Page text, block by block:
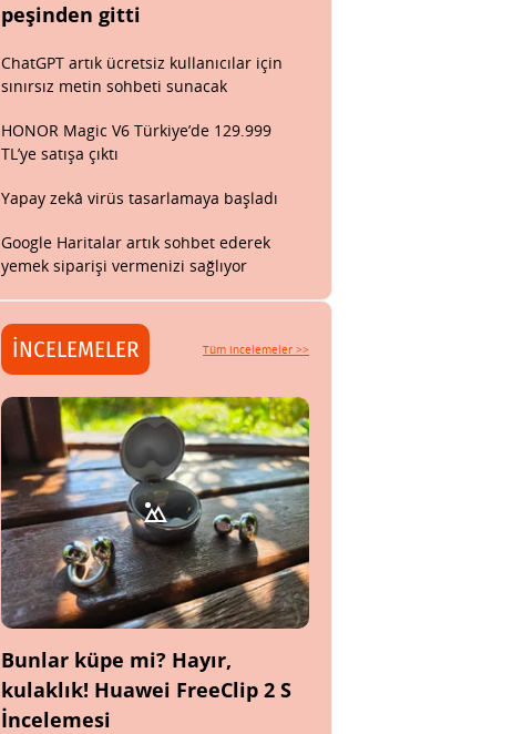
peşinden gitti
ChatGPT artık ücretsiz kullanıcılar için
sınırsız metin sohbeti sunacak
HONOR Magic V6 Türkiye’de 129.999
TL’ye satışa çıktı
Yapay zekâ virüs tasarlamaya başladı
Google Haritalar artık sohbet ederek
yemek siparişi vermenizi sağlıyor
İNCELEMELER Tüm incelemeler >>
Bunlar küpe mi? Hayır,
kulaklık! Huawei FreeClip 2 S
İncelemesi